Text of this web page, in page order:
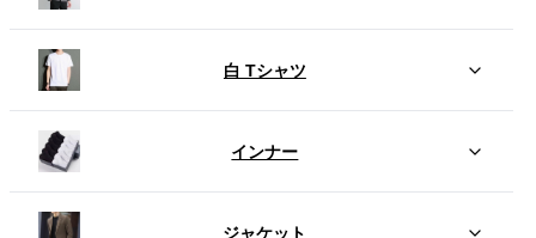
白 Tシャツ
インナー
ジャケット